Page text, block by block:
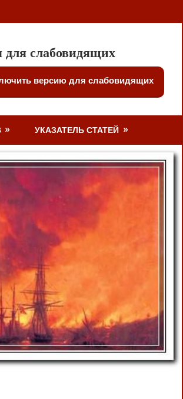
для слабовидящих
версию для слабовидящих
УКАЗАТЕЛЬ СТАТЕЙ